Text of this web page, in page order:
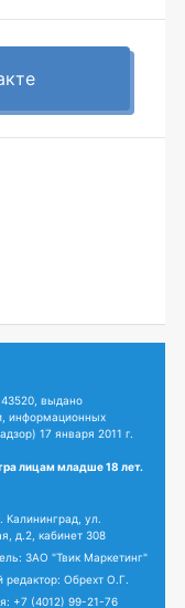
выдано
информационных
17 января 2011 г.
лицам младше 18 лет.
Калининград, ул.
д.2, кабинет 308
ЗАО "Твик Маркетинг"
редактор: Обрехт О.Г.
+7 (4012) 99-21-76